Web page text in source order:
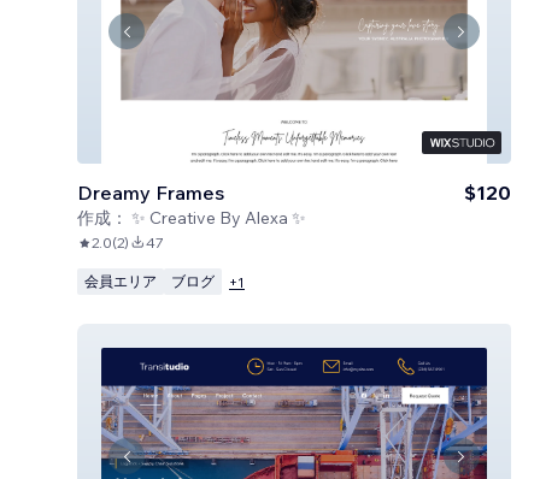
Dreamy Frames
作成： ✨ Creative By Alexa ✨
$120
2.0(2) 47
会員エリア ブログ +1